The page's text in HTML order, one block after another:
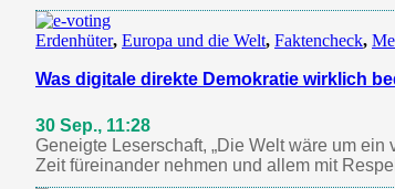
Erdenhüter, Europa und die Welt, Faktencheck,
Was digitale direkte Demokratie wirklich
30 Sep., 11:28
Geneigte Leserschaft, „Die Welt wäre um
Zeit füreinander nehmen und allem mit